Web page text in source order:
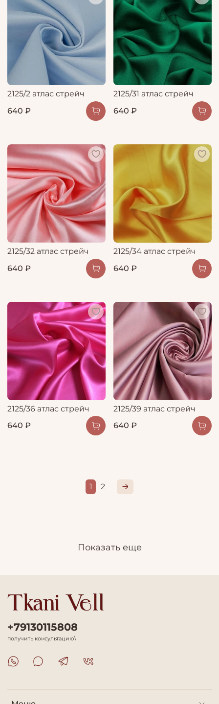
2125/2 атлас стрейч
640 ₽
2125/31 атлас стрейч
640 ₽
2125/32 атлас стрейч
640 ₽
2125/34 атлас стрейч
640 ₽
2125/36 атлас стрейч
640 ₽
2125/39 атлас стрейч
640 ₽
1 2
Показать еще
+79130115808
получить консультацию\